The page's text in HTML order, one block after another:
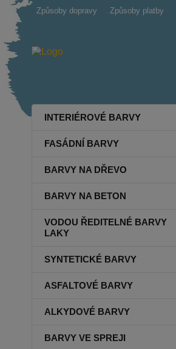
Způsoby dopravy Způsoby platby
INTERIÉROVÉ BARVY
FASÁDNÍ BARVY
BARVY NA DŘEVO
BARVY NA BETON
VODOU ŘEDITELNÉ BARVY
LAKY
SYNTETICKÉ BARVY
ASFALTOVÉ BARVY
ALKYDOVÉ BARVY
BARVY VE SPREJI